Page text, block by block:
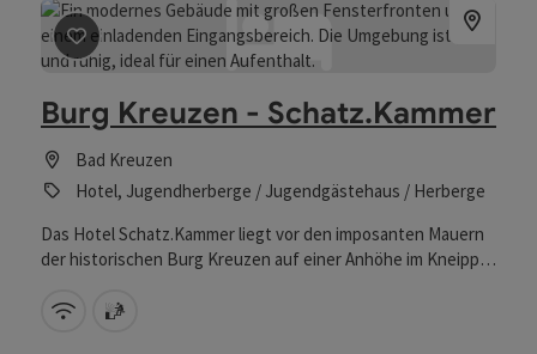
Beitrag merken: Burg Kreuzen - Schatz.Kammer
Burg Kreuzen - Schatz.Kammer
Bad Kreuzen
Hotel, Jugendherberge / Jugendgästehaus / Herberge
Das Hotel Schatz.Kammer liegt vor den imposanten Mauern
der historischen Burg Kreuzen auf einer Anhöhe im Kneipp
W-Lan (kostenlos)